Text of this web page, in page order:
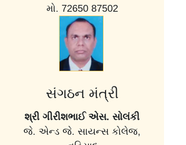
મો. 72650 87502
સંગઠન મંત્રી
શ્રી ગીરીશભાઈ એસ. સોલંકી
જે. એન્ડ જે. સાયન્સ કોલેજ,